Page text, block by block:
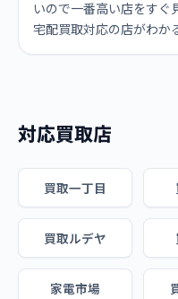
いので一番高い店をすぐ
宅配買取対応の店がわか
対応買取店
買取一丁目
買取ルデヤ
家電市場